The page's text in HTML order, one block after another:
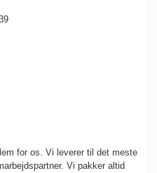
for os. Vi leverer til det meste
Vi pakker altid